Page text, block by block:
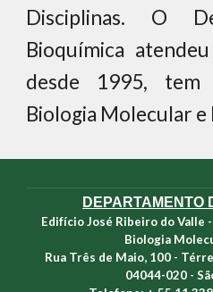
Disciplinas. O
Bioquímica
desde 1995, tem
Biologia Molecular e
DEPARTAMENTO
Edifício José Ribeiro do Valle
Biologia
Rua Três de Maio, 100 -
04044-020 -